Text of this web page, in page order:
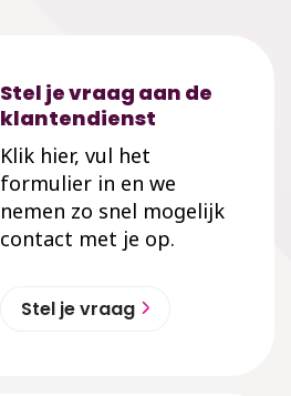
Stel je vraag aan de
klantendienst
Klik hier, vul het
formulier in en we
nemen zo snel mogelijk
contact met je op.
Stel je vraag